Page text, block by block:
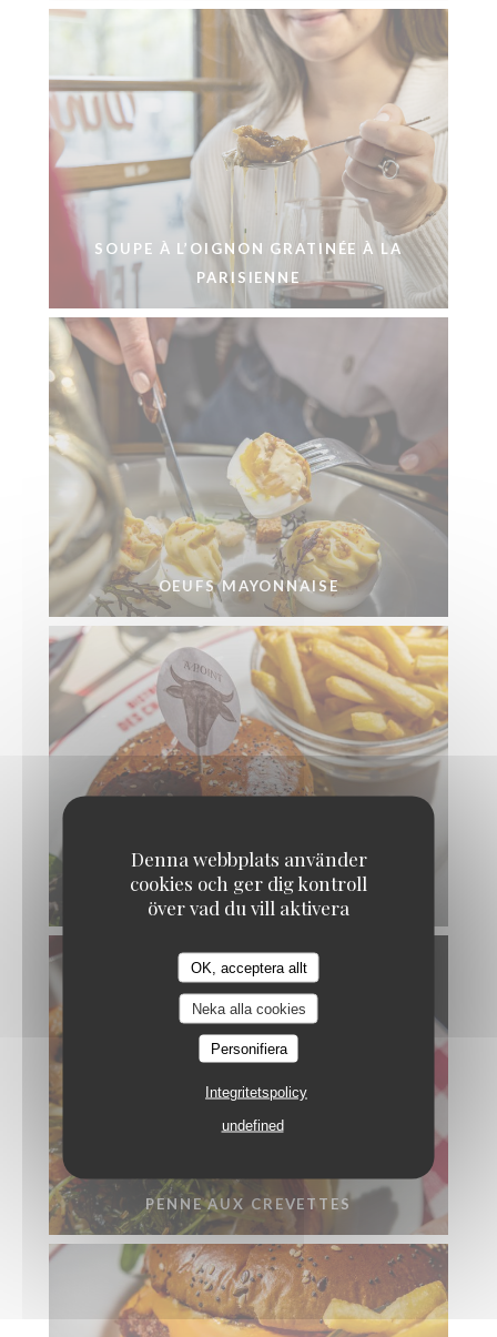
Denna webbplats använder
cookies och ger dig kontroll
över vad du vill aktivera
OK, acceptera allt
Neka alla cookies
Personifiera
Integritetspolicy
undefined
SOUPE À L’OIGNON GRATINÉE À LA
PARISIENNE
OEUFS MAYONNAISE
BURGER BRASSERIE
PENNE AUX CREVETTES